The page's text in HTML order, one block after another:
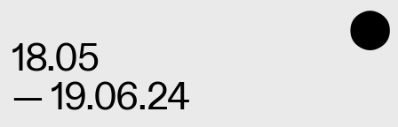
⬤
18.05
— 19.06.24